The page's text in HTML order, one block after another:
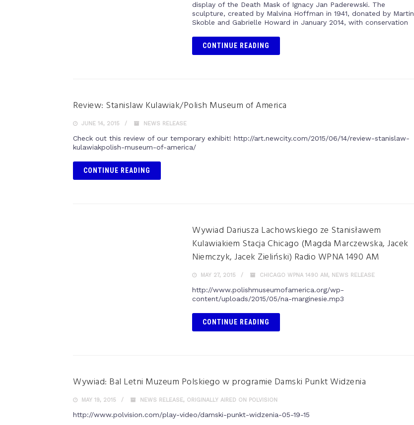
display of the Death Mask of Ignacy Jan Paderewski. The
sculpture, created by Malvina Hoffman in 1941, donated by Martin
Skoble and Gabrielle Howard in January 2014, with conservation
CONTINUE READING
Review: Stanislaw Kulawiak/Polish Museum of America
JUNE 14, 2015 NEWS RELEASE
Check out this review of our temporary exhibit! http://art.newcity.com/2015/06/14/review-stanislaw-
kulawiakpolish-museum-of-america/
CONTINUE READING
Wywiad Dariusza Lachowskiego ze Stanisławem
Kulawiakiem Stacja Chicago (Magda Marczewska, Jacek
Niemczyk, Jacek Zieliński) Radio WPNA 1490 AM
MAY 27, 2015 CHICAGO WPNA 1490 AM, NEWS RELEASE
http://www.polishmuseumofamerica.org/wp-
content/uploads/2015/05/na-marginesie.mp3
CONTINUE READING
Wywiad: Bal Letni Muzeum Polskiego w programie Damski Punkt Widzenia
MAY 19, 2015 NEWS RELEASE, ORIGINALLY AIRED ON POLVISION
http://www.polvision.com/play-video/damski-punkt-widzenia-05-19-15